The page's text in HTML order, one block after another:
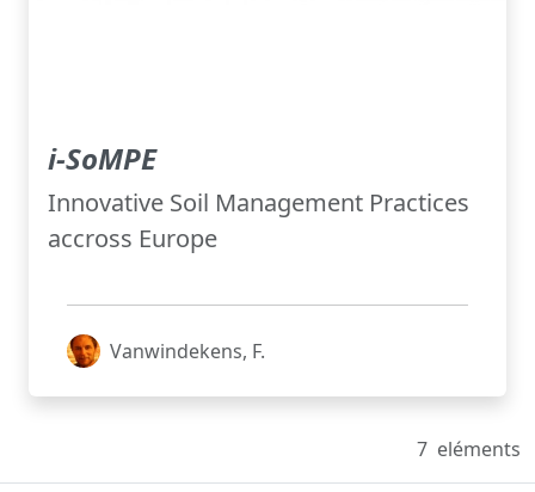
i-SoMPE
Innovative Soil Management Practices
accross Europe
Vanwindekens, F.
7 eléments